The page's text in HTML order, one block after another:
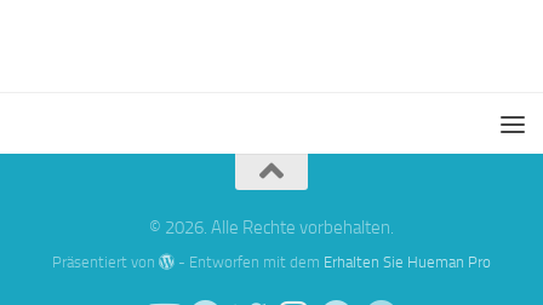
© 2026. Alle Rechte vorbehalten.
Präsentiert von - Entworfen mit dem Erhalten Sie Hueman Pro